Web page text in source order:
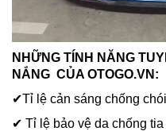
NHỮNG TÍNH NĂNG
NẮNG CỦA OTOGO.VN:
✔Tỉ lệ cản sáng chống
✔ Tỉ lệ bảo vệ da chống